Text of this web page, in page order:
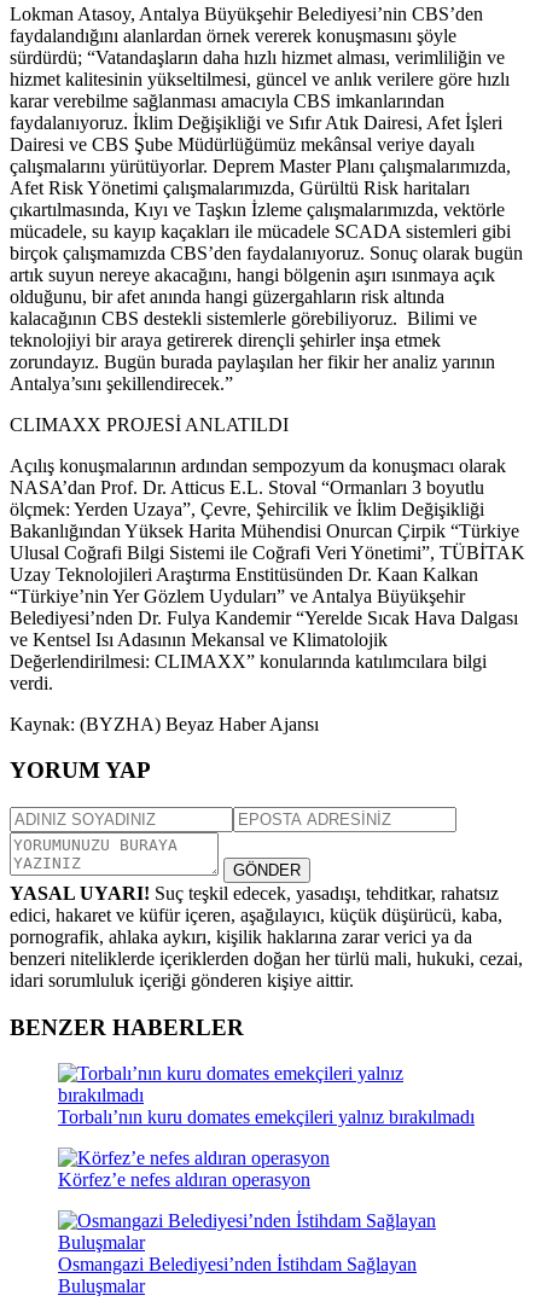
Lokman Atasoy, Antalya Büyükşehir Belediyesi’nin CBS’den
faydalandığını alanlardan örnek vererek konuşmasını şöyle
sürdürdü; “Vatandaşların daha hızlı hizmet alması, verimliliğin ve
hizmet kalitesinin yükseltilmesi, güncel ve anlık verilere göre hızlı
karar verebilme sağlanması amacıyla CBS imkanlarından
faydalanıyoruz. İklim Değişikliği ve Sıfır Atık Dairesi, Afet İşleri
Dairesi ve CBS Şube Müdürlüğümüz mekânsal veriye dayalı
çalışmalarını yürütüyorlar. Deprem Master Planı çalışmalarımızda,
Afet Risk Yönetimi çalışmalarımızda, Gürültü Risk haritaları
çıkartılmasında, Kıyı ve Taşkın İzleme çalışmalarımızda, vektörle
mücadele, su kayıp kaçakları ile mücadele SCADA sistemleri gibi
birçok çalışmamızda CBS’den faydalanıyoruz. Sonuç olarak bugün
artık suyun nereye akacağını, hangi bölgenin aşırı ısınmaya açık
olduğunu, bir afet anında hangi güzergahların risk altında
kalacağının CBS destekli sistemlerle görebiliyoruz. Bilimi ve
teknolojiyi bir araya getirerek dirençli şehirler inşa etmek
zorundayız. Bugün burada paylaşılan her fikir her analiz yarının
Antalya’sını şekillendirecek.”
CLIMAXX PROJESİ ANLATILDI
Açılış konuşmalarının ardından sempozyum da konuşmacı olarak
NASA’dan Prof. Dr. Atticus E.L. Stoval “Ormanları 3 boyutlu
ölçmek: Yerden Uzaya”, Çevre, Şehircilik ve İklim Değişikliği
Bakanlığından Yüksek Harita Mühendisi Onurcan Çirpik “Türkiye
Ulusal Coğrafi Bilgi Sistemi ile Coğrafi Veri Yönetimi”, TÜBİTAK
Uzay Teknolojileri Araştırma Enstitüsünden Dr. Kaan Kalkan
“Türkiye’nin Yer Gözlem Uyduları” ve Antalya Büyükşehir
Belediyesi’nden Dr. Fulya Kandemir “Yerelde Sıcak Hava Dalgası
ve Kentsel Isı Adasının Mekansal ve Klimatolojik
Değerlendirilmesi: CLIMAXX” konularında katılımcılara bilgi
verdi.
Kaynak: (BYZHA) Beyaz Haber Ajansı
YORUM YAP
GÖNDER
YASAL UYARI! Suç teşkil edecek, yasadışı, tehditkar, rahatsız
edici, hakaret ve küfür içeren, aşağılayıcı, küçük düşürücü, kaba,
pornografik, ahlaka aykırı, kişilik haklarına zarar verici ya da
benzeri niteliklerde içeriklerden doğan her türlü mali, hukuki, cezai,
idari sorumluluk içeriği gönderen kişiye aittir.
BENZER HABERLER
Torbalı’nın kuru domates emekçileri yalnız bırakılmadı
Körfez’e nefes aldıran operasyon
Osmangazi Belediyesi’nden İstihdam Sağlayan
Buluşmalar